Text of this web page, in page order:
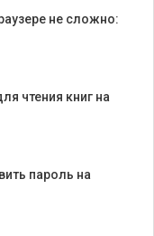
не сложно:
чтения книг на
пароль на